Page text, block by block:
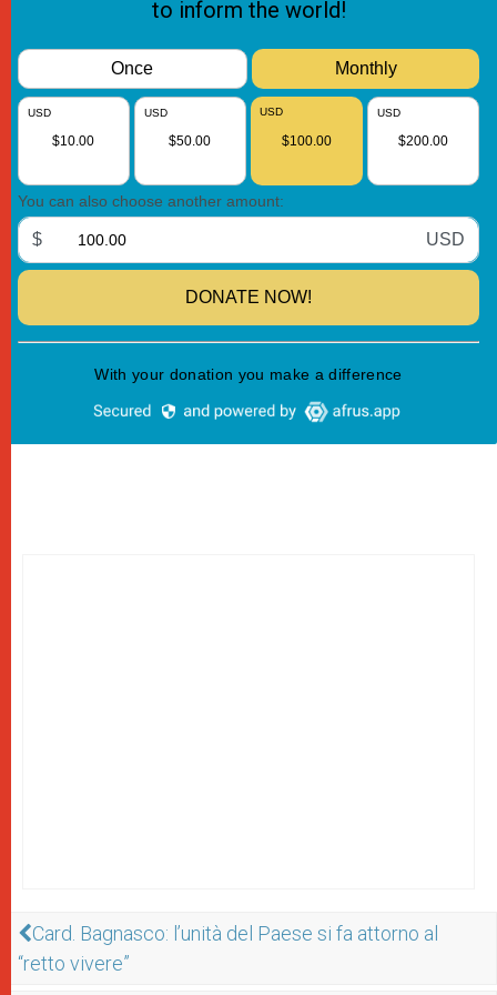
Card. Bagnasco: l’unità del Paese si fa attorno al
“retto vivere”